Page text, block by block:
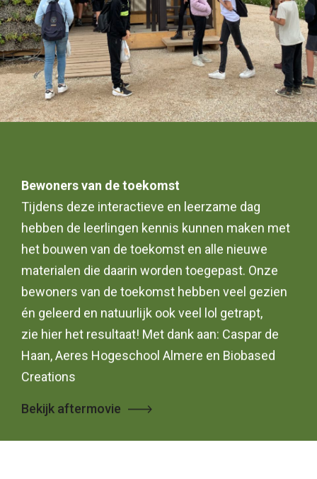
Bewoners van de toekomst
Tijdens deze interactieve en leerzame dag
hebben de leerlingen kennis kunnen maken met
het bouwen van de toekomst en alle nieuwe
materialen die daarin worden toegepast. Onze
bewoners van de toekomst hebben veel gezien
én geleerd en natuurlijk ook veel lol getrapt,
zie hier het resultaat! Met dank aan: Caspar de
Haan, Aeres Hogeschool Almere en Biobased
Creations
Bekijk aftermovie